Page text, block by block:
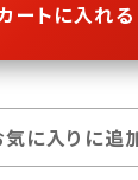
ートに入れる
気に入りに追